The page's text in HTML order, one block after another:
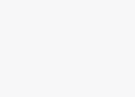
Kingdom of Saudi